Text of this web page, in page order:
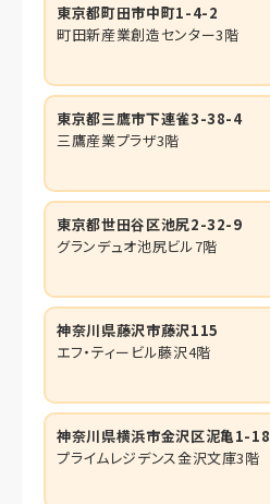
東京都町田市中町1-4-2
町田新産業創造センター3階
東京都三鷹市下連雀3-38-4
三鷹産業プラザ3階
東京都世田谷区池尻2-32-9
グランデュオ池尻ビル7階
神奈川県藤沢市藤沢115
エフ・ティービル藤沢4階
神奈川県横浜市金沢区泥亀1-
プライムレジデンス金沢文庫3階